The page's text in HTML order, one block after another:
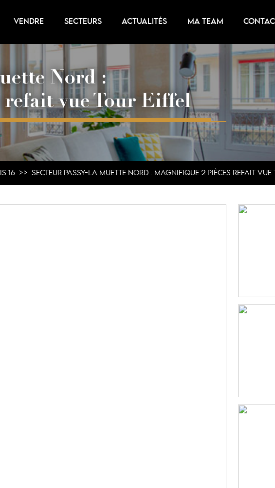
VENDRE SECTEURS ACTUALITÉS MA TEAM
Nord :
refait vue Tour Eiffel
16 SECTEUR PASSY-LA MUETTE NORD : MAGNIFIQUE 2 PIÈCES REFAIT VUE